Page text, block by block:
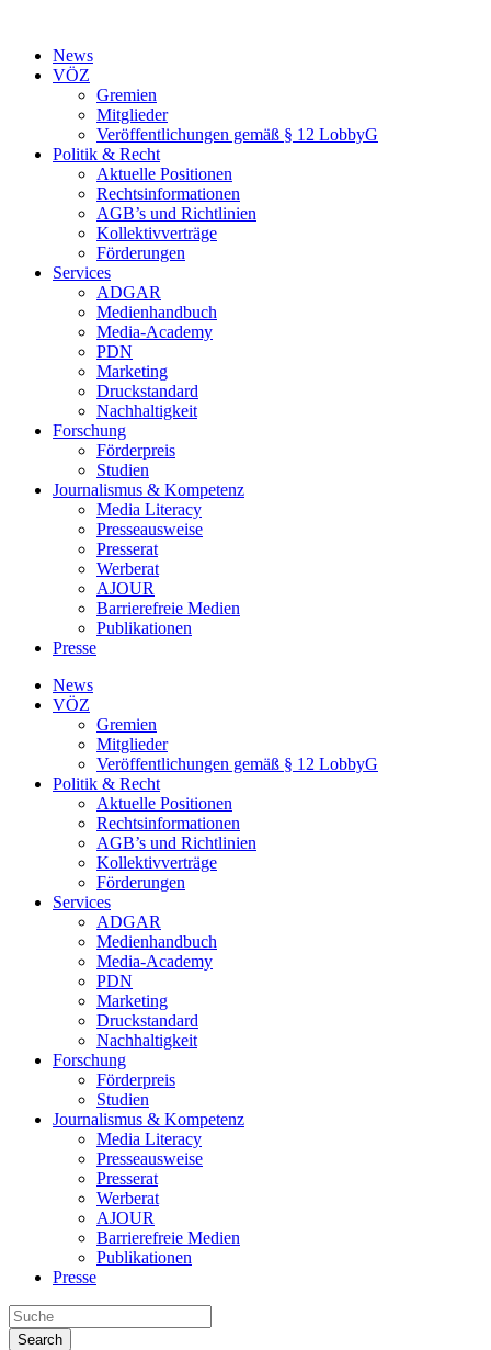
springenNews
VÖZ
Gremien
Mitglieder
Veröffentlichungen gemäß § 12 LobbyG
Politik & Recht
Aktuelle Positionen
Rechtsinformationen
AGB’s und Richtlinien
Kollektivverträge
Förderungen
Services
ADGAR
Medienhandbuch
Media-Academy
PDN
Marketing
Druckstandard
Nachhaltigkeit
Forschung
Förderpreis
Studien
Journalismus & Kompetenz
Media Literacy
Presseausweise
Presserat
Werberat
AJOUR
Barrierefreie Medien
Publikationen
Presse
News
VÖZ
Gremien
Mitglieder
Veröffentlichungen gemäß § 12 LobbyG
Politik & Recht
Aktuelle Positionen
Rechtsinformationen
AGB’s und Richtlinien
Kollektivverträge
Förderungen
Services
ADGAR
Medienhandbuch
Media-Academy
PDN
Marketing
Druckstandard
Nachhaltigkeit
Forschung
Förderpreis
Studien
Journalismus & Kompetenz
Media Literacy
Presseausweise
Presserat
Werberat
AJOUR
Barrierefreie Medien
Publikationen
Presse
Search